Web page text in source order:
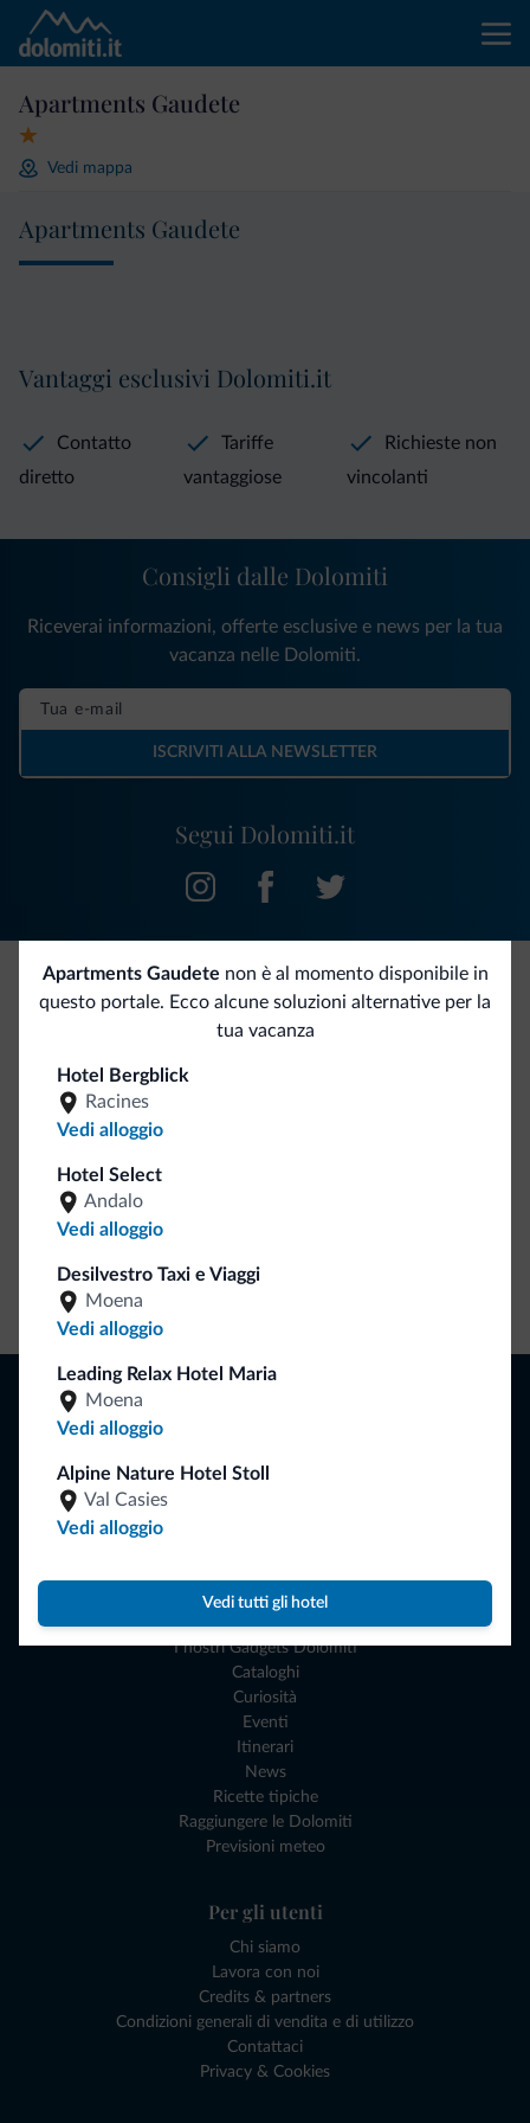
Apartments Gaudete
Vedi mappa
Apartments Gaudete
Apartments Gaudete non è al momento disponibile in
questo portale. Ecco alcune soluzioni alternative per la
tua vacanza
Hotel Bergblick
Racines
Vedi alloggio
Hotel Select
Andalo
Vedi alloggio
Desilvestro Taxi e Viaggi
Moena
Vedi alloggio
Leading Relax Hotel Maria
Moena
Vedi alloggio
Alpine Nature Hotel Stoll
Val Casies
Vedi alloggio
Vedi tutti gli hotel
Vantaggi esclusivi Dolomiti.it
Contatto
diretto
Tariffe
vantaggiose
Richieste non
vincolanti
Segui Dolomiti.it
Consigli dalle Dolomiti
Riceverai informazioni, offerte esclusive e news per la tua
vacanza nelle Dolomiti.
ISCRIVITI ALLA NEWSLETTER
Be Original, scopri la nuova collezione
Dolomiti.it!
Naviga
Offerte
Pianifica la vacanza
Esperienze e Buoni Regalo
I nostri Gadgets Dolomiti
Cataloghi
Curiosità
Eventi
Itinerari
News
Ricette tipiche
Raggiungere le Dolomiti
Previsioni meteo
Per gli utenti
Chi siamo
Lavora con noi
Credits & partners
Condizioni generali di vendita e di utilizzo
Contattaci
Privacy & Cookies